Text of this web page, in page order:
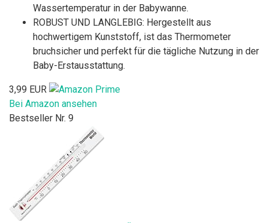
Wassertemperatur in der Babywanne.
ROBUST UND LANGLEBIG: Hergestellt aus
hochwertigem Kunststoff, ist das Thermometer
bruchsicher und perfekt für die tägliche Nutzung in der
Baby-Erstausstattung.
3,99 EUR
Bei Amazon ansehen
Bestseller Nr. 9